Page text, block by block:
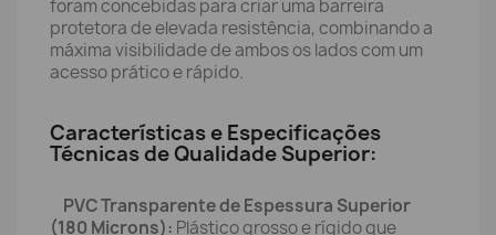
foram concebidas para criar uma barreira
protetora de elevada resistência, combinando a
máxima visibilidade de ambos os lados com um
acesso prático e rápido.
Características e Especificações
Técnicas de Qualidade Superior:
PVC Transparente de Espessura Superior
(180 Microns): Plástico grosso e rígido que